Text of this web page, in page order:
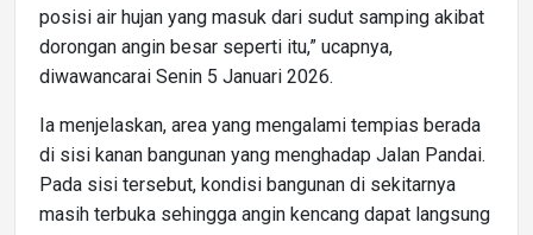
posisi air hujan yang masuk dari sudut samping akibat
dorongan angin besar seperti itu,” ucapnya,
diwawancarai Senin 5 Januari 2026.
Ia menjelaskan, area yang mengalami tempias berada
di sisi kanan bangunan yang menghadap Jalan Pandai.
Pada sisi tersebut, kondisi bangunan di sekitarnya
masih terbuka sehingga angin kencang dapat langsung